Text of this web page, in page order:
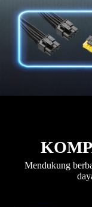
Mendukung